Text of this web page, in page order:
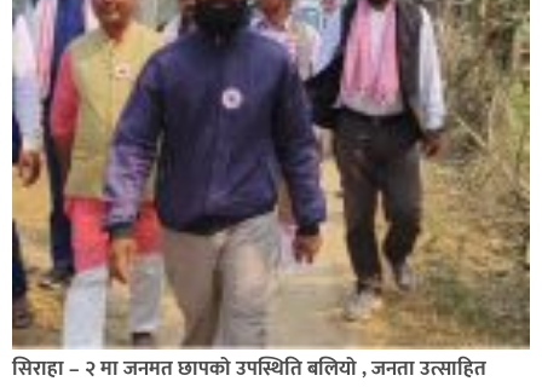
सिराहा – २ मा जनमत छापको उपस्थिति बलियो , जनता उत्साहित